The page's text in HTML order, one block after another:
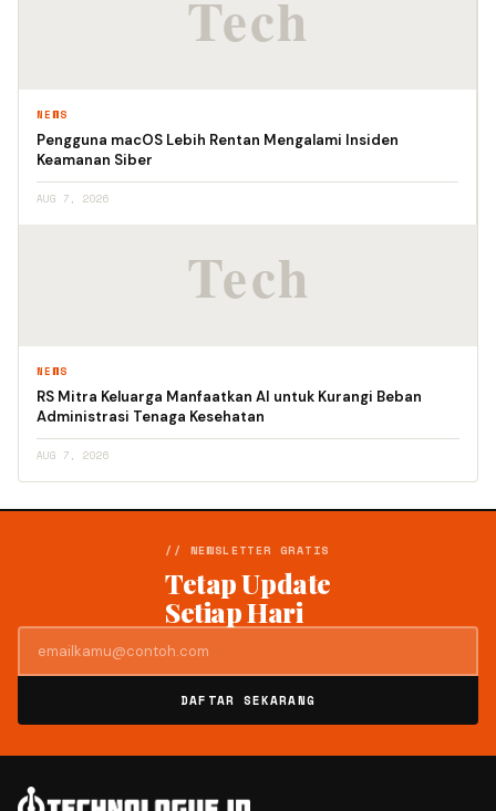
NEWS
Pengguna macOS Lebih Rentan Mengalami Insiden
Keamanan Siber
AUG 7, 2026
NEWS
RS Mitra Keluarga Manfaatkan AI untuk Kurangi Beban
Administrasi Tenaga Kesehatan
AUG 7, 2026
// NEWSLETTER GRATIS
Tetap Update
Setiap Hari
DAFTAR SEKARANG